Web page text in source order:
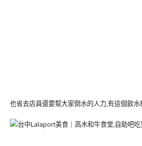
也省去店員還要幫大家倒水的人力,有這個飲